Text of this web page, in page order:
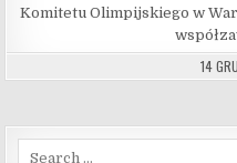
Komitetu Olimpijskiego w
14